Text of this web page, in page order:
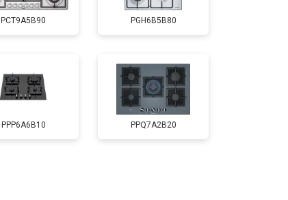
PCT9A5B90 PGH6B5B80
PPP6A6B10 PPQ7A2B20